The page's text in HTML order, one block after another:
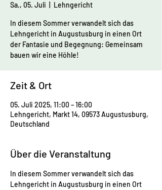
Sa., 05. Juli Lehngericht
In diesem Sommer verwandelt sich das
Lehngericht in Augustusburg in einen Ort
der Fantasie und Begegnung: Gemeinsam
bauen wir eine Höhle!
Zeit & Ort
05. Juli 2025, 11:00 – 16:00
Lehngericht, Markt 14, 09573 Augustusburg,
Deutschland
Über die Veranstaltung
In diesem Sommer verwandelt sich das
Lehngericht in Augustusburg in einen Ort